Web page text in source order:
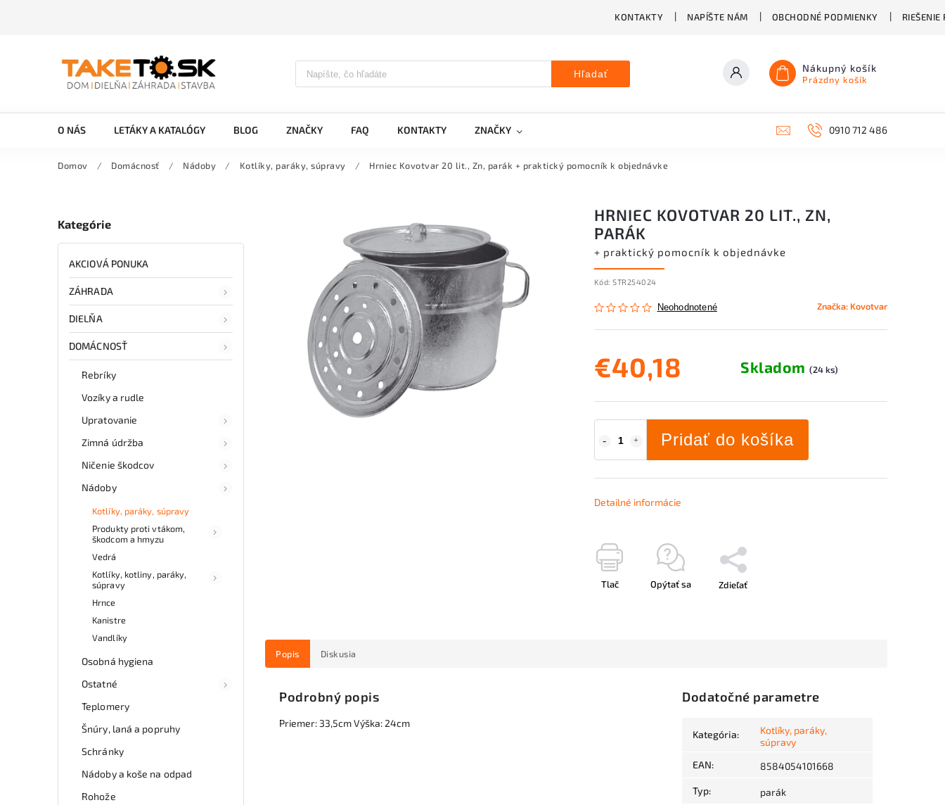
KONTAKTY NAPÍŠTE NÁM OBCHODNÉ PODMIENKY RIEŠENIE
Hľadať Nákupný košík
Prázdny košík
O NÁS LETÁKY A KATALÓGY BLOG ZNAČKY FAQ KONTAKTY ZNAČKY 0910 712 486
Domov / Domácnosť / Nádoby / Kotlíky, paráky, súpravy / Hrniec Kovotvar 20 lit., Zn, parák + praktický pomocník k objednávke
Kategórie
AKCIOVÁ PONUKA
ZÁHRADA
DIELŇA
DOMÁCNOSŤ
Rebríky
Vozíky a rudle
Upratovanie
Zimná údržba
Ničenie škodcov
Nádoby
Kotlíky, paráky, súpravy
Produkty proti vtákom,
škodcom a hmyzu
Vedrá
Kotlíky, kotliny, paráky,
súpravy
Hrnce
Kanistre
Vandlíky
Osobná hygiena
Ostatné
Teplomery
Šnúry, laná a popruhy
Schránky
Nádoby a koše na odpad
Rohože
HRNIEC KOVOTVAR 20 LIT., ZN,
PARÁK
+ praktický pomocník k objednávke
Kód: STR254024
Neohodnotené Značka: Kovotvar
€40,18 Skladom(24 ks)
Pridať do košíka
Detailné informácie
Tlač Opýtať sa Zdieľať
Popis Diskusia
Podrobný popis
Priemer: 33,5cm Výška: 24cm
Dodatočné parametre
Kategória:
Kotlíky, paráky,
súpravy
EAN: 8584054101668
Typ: parák